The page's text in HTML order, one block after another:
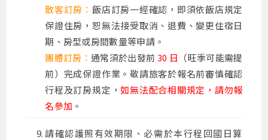
散客訂房：飯店訂房一經確認，即須依飯店規定
保證住房，恕無法接受取消、退費、變更住宿日
期、房型或房間數量等申請。
團體訂房：通常須於出發前30 日 （旺季可能需提
前）完成保證作業。敬請旅客於報名前審慎確認
行程及訂房規定，如無法配合相關規定，請勿報
名參加 。
請確認護照有效期限、必需於本行程回國日算